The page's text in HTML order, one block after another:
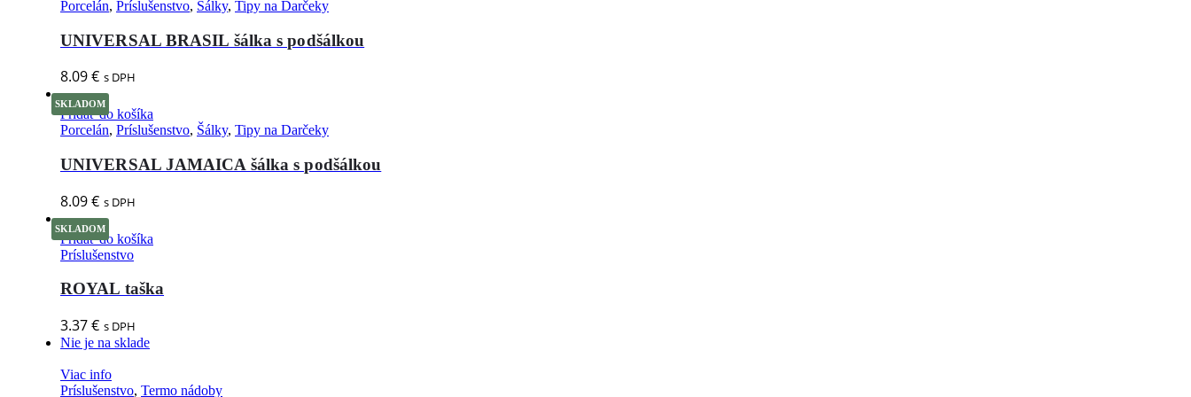
Porcelán, Príslušenstvo, Šálky, Tipy na Darčeky
UNIVERSAL BRASIL šálka s podšálkou
8.09€ s DPH
SKLADOM
Pridať do košíka
Porcelán, Príslušenstvo, Šálky, Tipy na Darčeky
UNIVERSAL JAMAICA šálka s podšálkou
8.09€ s DPH
SKLADOM
Pridať do košíka
Príslušenstvo
ROYAL taška
3.37€ s DPH
Nie je na sklade
Viac info
Príslušenstvo, Termo nádoby